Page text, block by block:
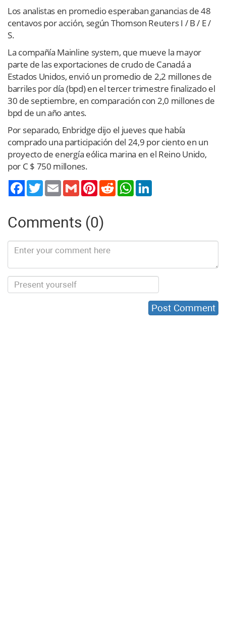
Los analistas en promedio esperaban ganancias de 48
centavos por acción, según Thomson Reuters I / B / E /
S.
La compañía Mainline system, que mueve la mayor
parte de las exportaciones de crudo de Canadá a
Estados Unidos, envió un promedio de 2,2 millones de
barriles por día (bpd) en el tercer trimestre finalizado el
30 de septiembre, en comparación con 2,0 millones de
bpd de un año antes.
Por separado, Enbridge dijo el jueves que había
comprado una participación del 24,9 por ciento en un
proyecto de energía eólica marina en el Reino Unido,
por C $ 750 millones.
TwitterEmail Gmail PinterestReddit WhatsApp
Comments (0)